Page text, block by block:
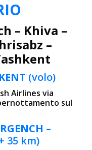
– Khiva –
–
(volo)
Airlines via
sul
–
35 km)